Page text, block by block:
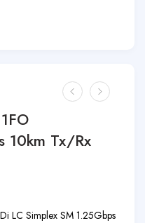
10km Tx/Rx
LC Simplex SM 1.25Gbps